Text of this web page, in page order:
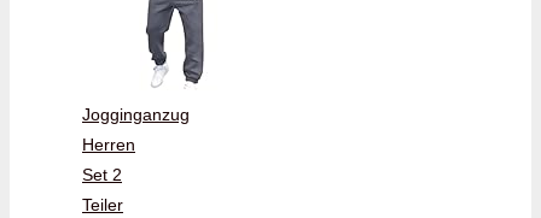
Jogginganzug
Herren
Set 2
Teiler